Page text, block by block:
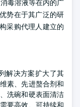
毒溶液等在内的广
势在于其广泛的研
采购代理人建立的
解决方案扩大了其
素、先进螯合剂和
洗碗和硬表面清洁
要高效、可持续和